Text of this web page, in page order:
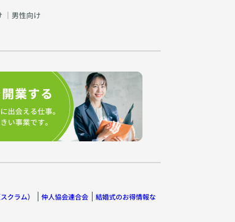
｜ 男性向け
クラム） 仲人協会連合会
結婚式のお得情報な